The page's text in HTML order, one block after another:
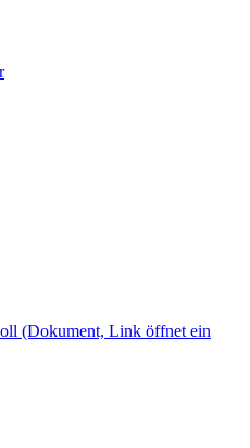
(Dokument, Link öffnet ein